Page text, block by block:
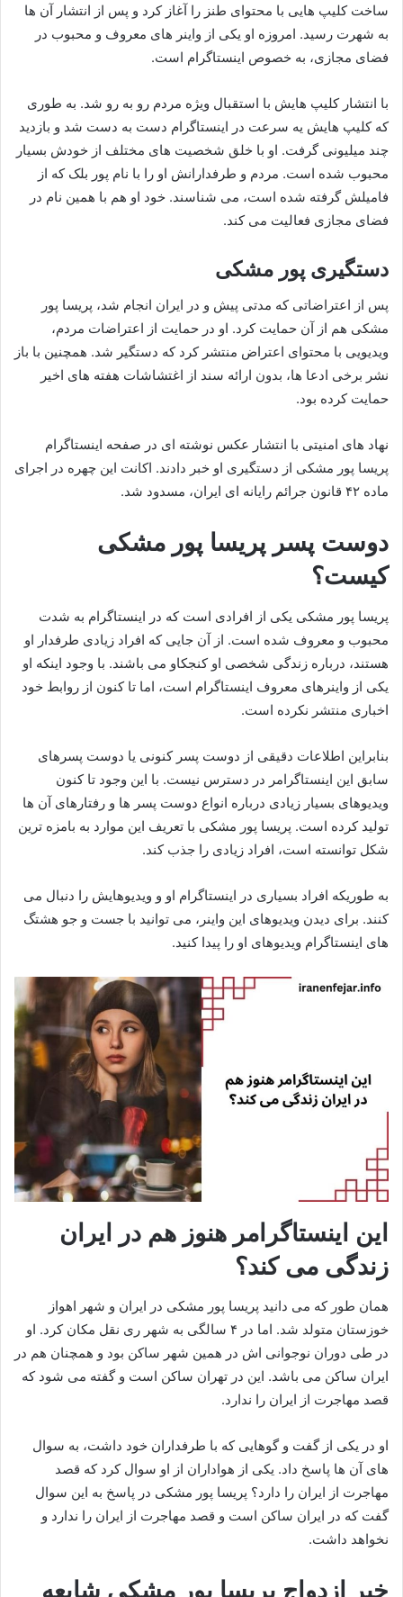
ساخت کلیپ هایی با محتوای طنز را آغاز کرد و پس از انتشار آن ها
به شهرت رسید. امروزه او یکی از واینر های معروف و محبوب در
فضای مجازی، به خصوص اینستاگرام است.
با انتشار کلیپ هایش با استقبال ویژه مردم رو به رو شد. به طوری
که کلیپ هایش یه سرعت در اینستاگرام دست به دست شد و بازدید
چند میلیونی گرفت. او با خلق شخصیت های مختلف از خودش بسیار
محبوب شده است. مردم و طرفدارانش او را با نام پور بلک که از
فامیلش گرفته شده است، می شناسند. خود او هم با همین نام در
فضای مجازی فعالیت می کند.
دستگیری پور مشکی
پس از اعتراضاتی که مدتی پیش و در ایران انجام شد، پریسا پور
مشکی هم از آن حمایت کرد. او در حمایت از اعتراضات مردم،
ویدیویی با محتوای اعتراض منتشر کرد که دستگیر شد. همچنین با باز
نشر برخی ادعا ها، بدون ارائه سند از اغتشاشات هفته های اخیر
حمایت کرده بود.
نهاد های امنیتی با انتشار عکس نوشته ای در صفحه اینستاگرام
پریسا پور مشکی از دستگیری او خبر دادند. اکانت این چهره در اجرای
ماده ۴۲ قانون جرائم رایانه ای ایران، مسدود شد.
دوست پسر پریسا پور مشکی
کیست؟
پریسا پور مشکی یکی از افرادی است که در اینستاگرام به شدت
محبوب و معروف شده است. از آن جایی که افراد زیادی طرفدار او
هستند، درباره زندگی شخصی او کنجکاو می باشند. با وجود اینکه او
یکی از واینرهای معروف اینستاگرام است، اما تا کنون از روابط خود
اخباری منتشر نکرده است.
بنابراین اطلاعات دقیقی از دوست پسر کنونی یا دوست پسرهای
سابق این اینستاگرامر در دسترس نیست. با این وجود تا کنون
ویدیوهای بسیار زیادی درباره انواع دوست پسر ها و رفتارهای آن ها
تولید کرده است. پریسا پور مشکی با تعریف این موارد به بامزه ترین
شکل توانسته است، افراد زیادی را جذب کند.
به طوریکه افراد بسیاری در اینستاگرام او و ویدیوهایش را دنبال می
کنند. برای دیدن ویدیوهای این واینر، می توانید با جست و جو هشتگ
های اینستاگرام ویدیوهای او را پیدا کنید.
این اینستاگرامر هنوز هم در ایران
زندگی می کند؟
همان طور که می دانید پریسا پور مشکی در ایران و شهر اهواز
خوزستان متولد شد. اما در ۴ سالگی به شهر ری نقل مکان کرد. او
در طی دوران نوجوانی اش در همین شهر ساکن بود و همچنان هم در
ایران ساکن می باشد. این در تهران ساکن است و گفته می شود که
قصد مهاجرت از ایران را ندارد.
او در یکی از گفت و گوهایی که با طرفداران خود داشت، به سوال
های آن ها پاسخ داد. یکی از هواداران از او سوال کرد که قصد
مهاجرت از ایران را دارد؟ پریسا پور مشکی در پاسخ به این سوال
گفت که در ایران ساکن است و قصد مهاجرت از ایران را ندارد و
نخواهد داشت.
خبر ازدواج پریسا پور مشکی شایعه